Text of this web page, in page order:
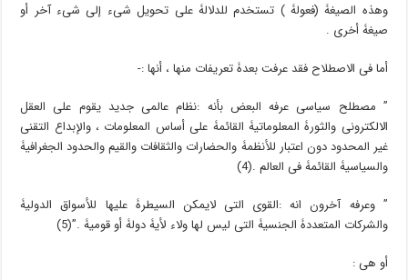
وهذه الصیغۀ (فعولۀ ) تستخدم للدلالۀ على تحویل شیء إلى شیء آخر أو
صیغۀ أخرى .
أما فی الاصطلاح فقد عرفت بعدۀ تعریفات منها ، أنها :-
” مصطلح سیاسی عرفه البعض بأنه :نظام عالمی جدید یقوم على العقل
الالکترونی والثورۀ المعلوماتیۀ القائمۀ على أساس المعلومات ، والإبداع التقنی
غیر المحدود دون اعتبار للأنظمۀ والحضارات والثقافات والقیم والحدود الجغرافیۀ
والسیاسیۀ القائمۀ فی العالم .(4)
” وعرفه آخرون انه :القوى التی لایمکن السیطرۀ علیها للأسواق الدولیۀ
والشرکات المتعددۀ الجنسیۀ التی لیس لها ولاء لأیۀ دولۀ أو قومیۀ .”(5)
أو هی :